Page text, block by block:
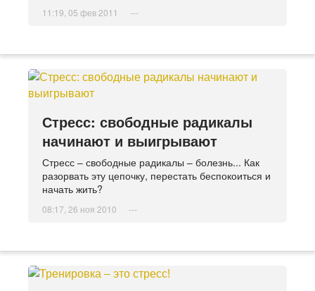
11:19, 05 фев 2011 ---
Стресс: свободные радикалы
начинают и выигрывают
Стресс – свободные радикалы – болезнь... Как
разорвать эту цепочку, перестать беспокоиться и
начать жить?
08:17, 26 ноя 2010 ---